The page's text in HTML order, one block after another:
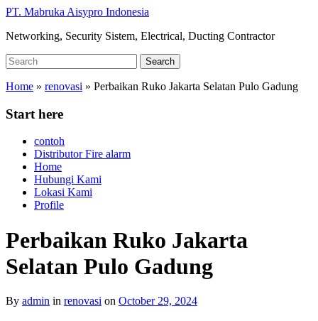
Skip
main
PT. Mabruka Aisypro Indonesia
Networking, Security Sistem, Electrical, Ducting Contractor
Search
for:
Search
Home » renovasi » Perbaikan Ruko Jakarta Selatan Pulo Gadung
Start here
contoh
Distributor Fire alarm
Home
Hubungi Kami
Lokasi Kami
Profile
Perbaikan Ruko Jakarta
Selatan Pulo Gadung
By admin in renovasi on October 29, 2024